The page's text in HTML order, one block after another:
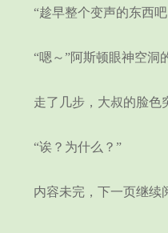
“趁早整个变声的东西吧
“嗯～”阿斯顿眼神空洞的
走了几步，大叔的脸色突
“诶？为什么？”
内容未完，下一页继续